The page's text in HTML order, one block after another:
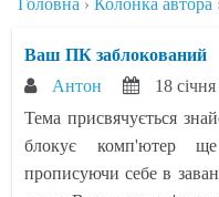
Ваш ПК заблокований
Антон 18
Тема присвячується
блокує комп'ютер
прописуючи себе в